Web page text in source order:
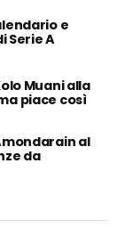
e
Serie A
Muani alla
piace così
al
da